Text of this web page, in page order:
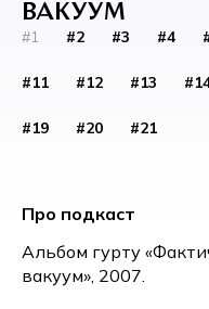
ВАКУУМ
#1 #2 #3 #4
#11 #12 #13
#19 #20 #21
Про подкаст
Альбом гурту
вакуум», 2007.